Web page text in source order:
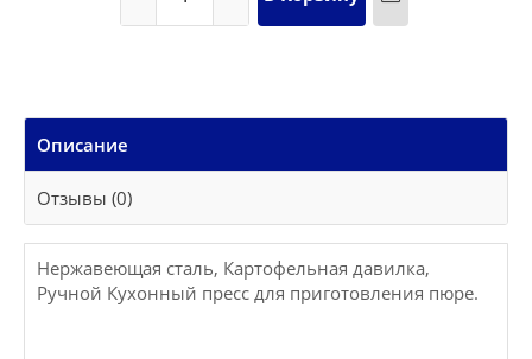
Описание
Отзывы (0)
Нержавеющая сталь, Картофельная давилка,
Ручной Кухонный пресс для приготовления пюре.